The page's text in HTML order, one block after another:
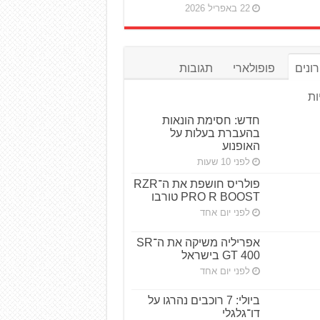
22 באפריל 2026
פופולארי תגובות
חדש: חסימת הונאות
בהעברת בעלות על
האופנוע
לפני 10 שעות
פולריס חושפת את ה־RZR
PRO R BOOST טורבו
לפני יום אחד
אפריליה משיקה את ה־SR
GT 400 בישראל
לפני יום אחד
ביולי: 7 רוכבים נהרגו על
דו־גלגלי